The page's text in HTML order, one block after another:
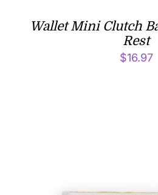
Wallet Mini Clutch
Rest
$16.97